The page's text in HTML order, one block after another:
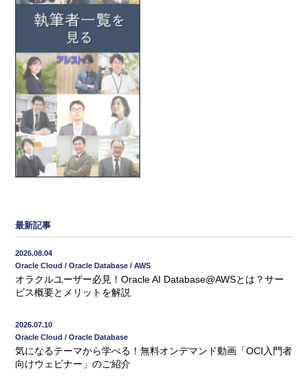
最新記事
2026.08.04
Oracle Cloud / Oracle Database / AWS
オラクルユーザー必見！Oracle AI Database@AWSとは？サー
ビス概要とメリットを解説
2026.07.10
Oracle Cloud / Oracle Database
気になるテーマから学べる！無料オンデマンド動画「OCI入門者
向けウェビナー」のご紹介